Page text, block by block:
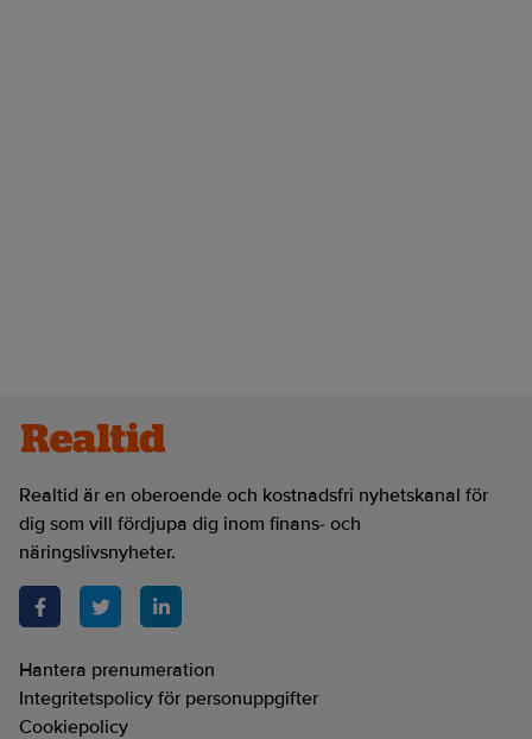
Realtid är en oberoende och kostnadsfri nyhetskanal för
dig som vill fördjupa dig inom finans- och
näringslivsnyheter.
Hantera prenumeration
Integritetspolicy för personuppgifter
Cookiepolicy